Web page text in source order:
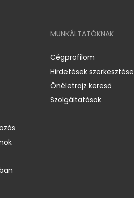
MUNKÁLTATÓKNAK
Cégprofilom
Hirdetések szerkesztése
Önéletrajz kereső
Szolgáltatások